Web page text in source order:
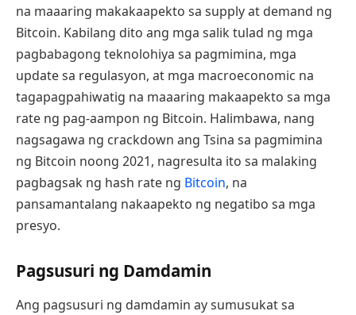
na maaaring makakaapekto sa supply at demand ng
Bitcoin. Kabilang dito ang mga salik tulad ng mga
pagbabagong teknolohiya sa pagmimina, mga
update sa regulasyon, at mga macroeconomic na
tagapagpahiwatig na maaaring makaapekto sa mga
rate ng pag-aampon ng Bitcoin. Halimbawa, nang
nagsagawa ng crackdown ang Tsina sa pagmimina
ng Bitcoin noong 2021, nagresulta ito sa malaking
pagbagsak ng hash rate ng Bitcoin, na
pansamantalang nakaapekto ng negatibo sa mga
presyo.
Pagsusuri ng Damdamin
Ang pagsusuri ng damdamin ay sumusukat sa